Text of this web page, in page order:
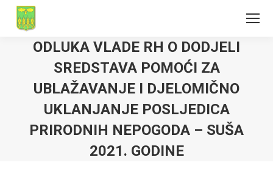
ODLUKA VLADE RH O DODJELI
SREDSTAVA POMOĆI ZA
UBLAŽAVANJE I DJELOMIČNO
UKLANJANJE POSLJEDICA
PRIRODNIH NEPOGODA – SUŠA
2021. GODINE